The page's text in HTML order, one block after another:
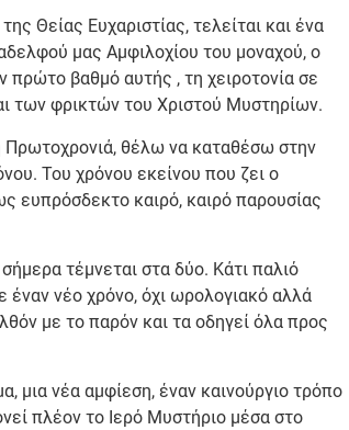
Θείας Ευχαριστίας, τελείται και ένα
μας Αμφιλοχίου του μοναχού, ο
πρώτο βαθμό αυτής , τη χειροτονία σε
των φρικτών του Χριστού Μυστηρίων.
Πρωτοχρονιά, θέλω να καταθέσω στην
Του χρόνου εκείνου που ζει ο
ευπρόσδεκτο καιρό, καιρό παρουσίας
τέμνεται στα δύο. Κάτι παλιό
έναν νέο χρόνο, όχι ωρολογιακό αλλά
με το παρόν και τα οδηγεί όλα προς
μια νέα αμφίεση, έναν καινούργιο τρόπο
πλέον το Ιερό Μυστήριο μέσα στο